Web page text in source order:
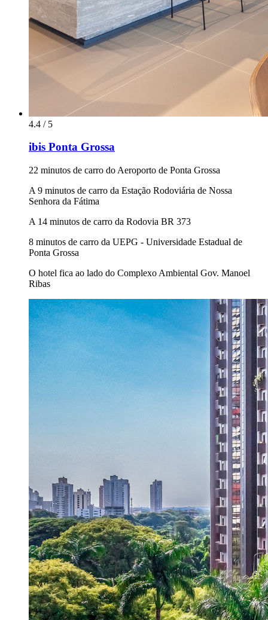
4.4 / 5
ibis Ponta Grossa
22 minutos de carro do Aeroporto de Ponta Grossa
A 9 minutos de carro da Estação Rodoviária de Nossa
Senhora da Fátima
A 14 minutos de carro da Rodovia BR 373
8 minutos de carro da UEPG - Universidade Estadual de
Ponta Grossa
O hotel fica ao lado do Complexo Ambiental Gov. Manoel
Ribas